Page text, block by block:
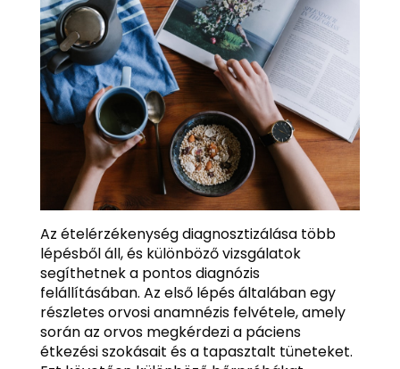
Az ételérzékenység diagnosztizálása több
lépésből áll, és különböző vizsgálatok
segíthetnek a pontos diagnózis
felállításában. Az első lépés általában egy
részletes orvosi anamnézis felvétele, amely
során az orvos megkérdezi a páciens
étkezési szokásait és a tapasztalt tüneteket.